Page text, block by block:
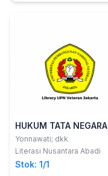
HUKUM TATA NEGARA
Yonnawati; dkk
Literasi Nusantara Abadi
Stok: 1/1